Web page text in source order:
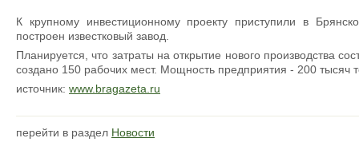
К крупному инвестиционному проекту приступили в
построен известковый завод.
Планируется, что затраты на открытие нового производства
создано 150 рабочих мест. Мощность предприятия - 200 тысяч
источник: www.bragazeta.ru
перейти в раздел Новости